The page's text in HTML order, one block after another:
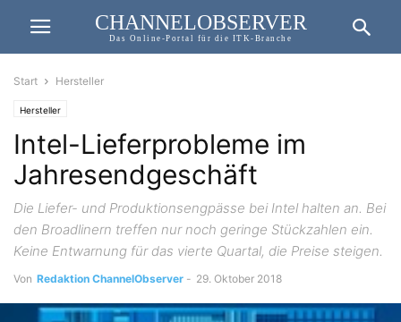
CHANNELOBSERVER
Das Online-Portal für die ITK-Branche
Start Hersteller
Hersteller
Intel-Lieferprobleme im
Jahresendgeschäft
Die Liefer- und Produktionsengpässe bei Intel halten an. Bei
den Broadlinern treffen nur noch geringe Stückzahlen ein.
Keine Entwarnung für das vierte Quartal, die Preise steigen.
Von Redaktion ChannelObserver - 29. Oktober 2018